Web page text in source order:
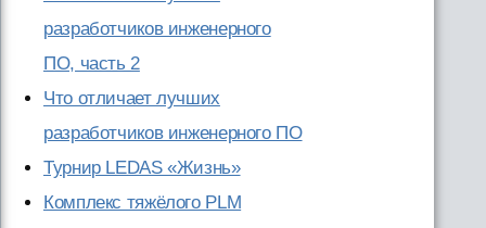
разработчиков инженерного
ПО, часть 2
Что отличает лучших
разработчиков инженерного ПО
Турнир LEDAS «Жизнь»
Комплекс тяжёлого PLM